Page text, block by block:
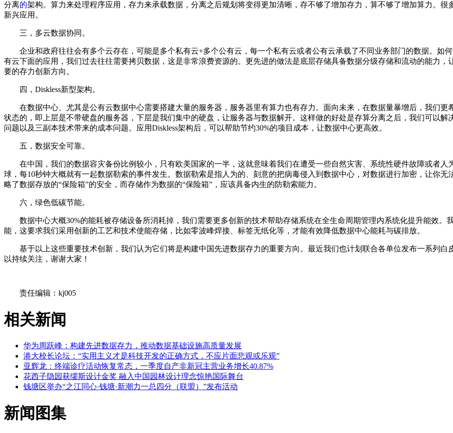
分离的架构。算力来处理程序应用，存力来承载数据，分离之后规划将变得更加清晰，存不够了增加存力，算不够了增加算力。
新兴应用。
三，多云数据协同。
企业和政府往往会有多个云存在，可能是多个私有云+多个公有云，每一个私有云或者公有云承载了不同业务部门的数据。如
有云下面的应用，我们过去往往需要拷贝数据，这是非常浪费资源的。更先进的做法是底层存储具备数据分级存储和流动的能力
要的存力创新方向。
四，Diskless新型架构。
在数据中心、尤其是公有云数据中心需要搭建大量的服务器，服务器里有算力也有存力。面向未来，在数据量暴增后，我们更
状态的，即上层是不带硬盘的服务器，下层是我们集中的硬盘，让服务器与数据解开。这样做的好处是存算分离之后，我们可以
问题以及三副本技术带来的成本问题。应用Diskless架构后，可以帮助节约30%的项目成本，让数据中心更高效。
五，数据安全可靠。
在中国，我们的数据容灾备份比例较小，只有欧美国家的一半，这就意味着我们在遭受一些自然灾害、系统性硬件故障或者人
球，每10秒钟大概就有一起数据勒索的事件发生。数据勒索是指人为的、刻意的把病毒侵入到数据中心，对数据进行加密，让你无
略了数据存放的“保险箱”的安全，而存储作为数据的“保险箱”，应该具备内生的防勒索能力。
六，绿色低碳节能。
数据中心大概30%的能耗被存储设备所消耗掉，我们需要更多创新的技术帮助存储系统在全生命周期管理内系统化提升能效
能，这要求我们采用创新的工艺和技术使能存储，比如零波峰焊接、标签无纸化等，才能有效降低数据中心能耗与碳排放。
基于以上这些重要技术创新，我们认为它们将是构建中国先进数据存力的重要方向。最近我们也计划联合各单位发布一系列白
以持续关注，谢谢大家！
责任编辑：kj005
相关新闻
华为周跃峰：构建先进数据存力，推动数据基础设施高质量发展
港大校长论坛：“实用主义才是科技开发的正确方式，不应片面悲观或乐观”
亚辉龙：终端诊疗活动恢复常态，一季度自产非新冠主营业务增长40.87%
花西子隐园获缪斯设计金奖 融入中国园林设计理念惊艳国际舞台
钱塘区举办“之江同心·钱塘·新潮力一总四分（联盟）”发布活动
新闻图集